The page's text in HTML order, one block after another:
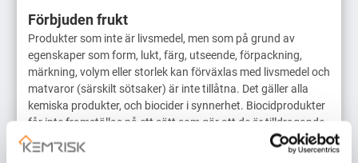
Förbjuden frukt
Produkter som inte är livsmedel, men som på grund av
egenskaper som form, lukt, färg, utseende, förpackning,
märkning, volym eller storlek kan förväxlas med livsmedel och
matvaror (särskilt sötsaker) är inte tillåtna. Det gäller alla
kemiska produkter, och biocider i synnerhet. Biocidprodukter
får inte framställas på ett sätt som gör att de är tilldragande
eller lockande för barn, eller ser aptitliga eller ätliga ut. Man
måste alltså vara mycket försiktig med vilken identitet man